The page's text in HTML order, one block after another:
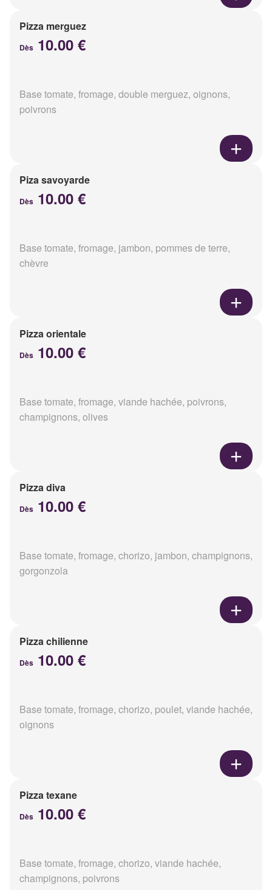
Pizza merguez
Dès 10.00 €
Base tomate, fromage, double merguez, oignons,
poivrons
Piza savoyarde
Dès 10.00 €
Base tomate, fromage, jambon, pommes de terre,
chèvre
Pizza orientale
Dès 10.00 €
Base tomate, fromage, viande hachée, poivrons,
champignons, olives
Pizza diva
Dès 10.00 €
Base tomate, fromage, chorizo, jambon, champignons,
gorgonzola
Pizza chilienne
Dès 10.00 €
Base tomate, fromage, chorizo, poulet, viande hachée,
oignons
Pizza texane
Dès 10.00 €
Base tomate, fromage, chorizo, viande hachée,
champignons, poivrons